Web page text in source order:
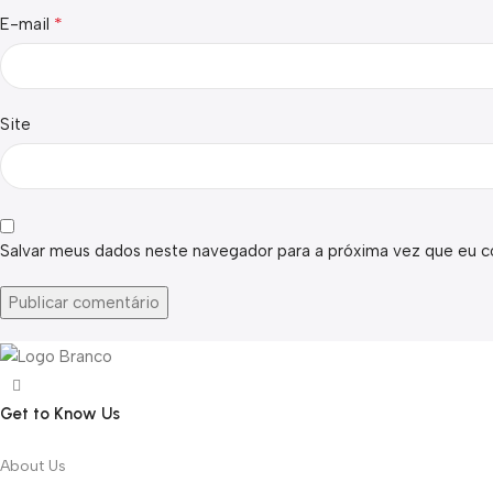
E-mail *
Site
Salvar meus dados neste navegador para a próxima vez que eu
Get to Know Us
About Us